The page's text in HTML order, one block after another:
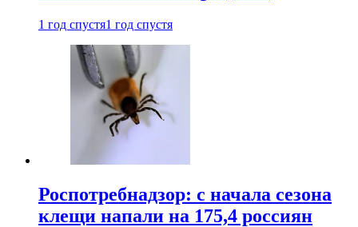
1 год спустя1 год спустя
Роспотребнадзор: с начала сезона
клещи напали на 175,4 россиян